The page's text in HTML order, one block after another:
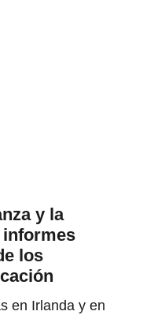
y la
los
en Irlanda y en